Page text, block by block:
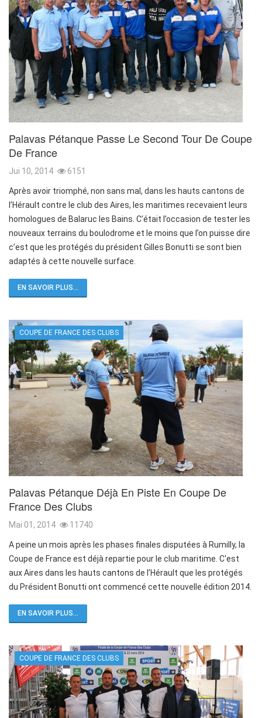
Palavas Pétanque Passe Le Second Tour De Coupe
De France
Jui 10, 2014 6151
Après avoir triomphé, non sans mal, dans les hauts cantons de
l’Hérault contre le club des Aires, les maritimes recevaient leurs
homologues de Balaruc les Bains. C’était l’occasion de tester les
nouveaux terrains du boulodrome et le moins que l’on puisse dire
c’est que les protégés du président Gilles Bonutti se sont bien
adaptés à cette nouvelle surface.
EN SAVOIR PLUS...
COUPE DE FRANCE DES CLUBS
Palavas Pétanque Déjà En Piste En Coupe De
France Des Clubs
Mai 01, 2014 11740
A peine un mois après les phases finales disputées à Rumilly, la
Coupe de France est déjà repartie pour le club maritime. C'est
aux Aires dans les hauts cantons de l’Hérault que les protégés
du Président Bonutti ont commencé cette nouvelle édition 2014.
EN SAVOIR PLUS...
COUPE DE FRANCE DES CLUBS